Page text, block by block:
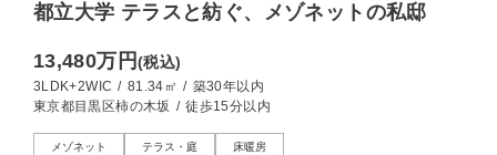
都立大学 テラスと紡ぐ、メゾネットの私邸
13,480万円(税込)
3LDK+2WIC / 81.34㎡ / 築30年以内
東京都目黒区柿の木坂 / 徒歩15分以内
メゾネット テラス・庭 床暖房